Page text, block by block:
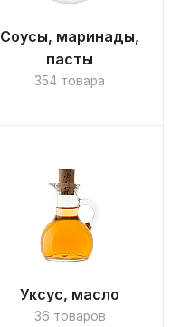
Соусы, маринады,
пасты
354 товара
Уксус, масло
36 товаров